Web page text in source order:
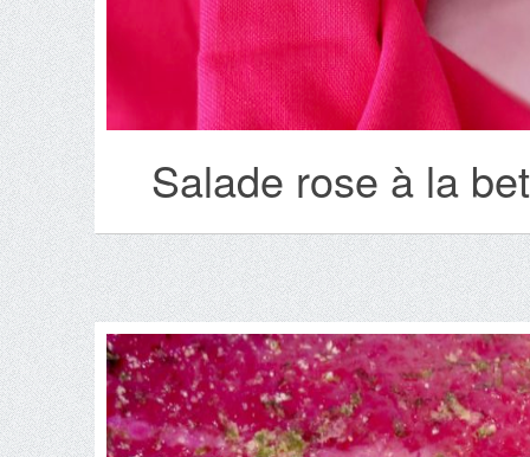
Salade rose à la